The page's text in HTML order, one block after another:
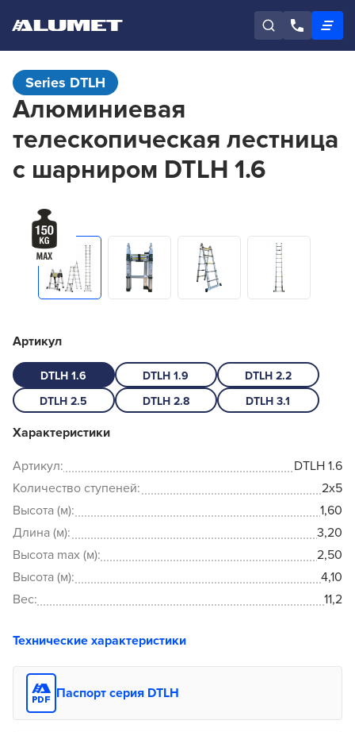
Series DTLH
Алюминиевая
телескопическая лестница
с шарниром DTLH 1.6
Артикул
DTLH 1.6 DTLH 1.9
DTLH 2.2
DTLH 2.5
DTLH 2.8 DTLH 3.1
Характеристики
Артикул:
DTLH 1.6
Количество ступеней:
2x5
Высота (м):
1,60
Длина (м):
3,20
Высота max (м):
2,50
Высота (м):
4,10
Вес:
11,2
Технические характеристики
Паспорт серия DTLH